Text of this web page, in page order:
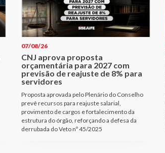
07/08/26
CNJ aprova proposta
orçamentária para 2027 com
previsão de reajuste de 8% para
servidores
Proposta aprovada pelo Plenário do Conselho
prevê recursos para reajuste salarial,
provimento de cargos e fortalecimento da
estrutura do órgão, reforçando a defesa da
derrubada do Veto nº 45/2025